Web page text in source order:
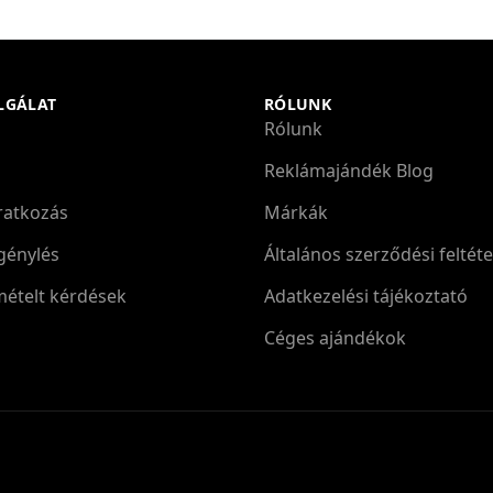
kérdések
RÓLUNK
Rólunk
Reklámajándék Blog
Márkák
Általános szerződési
Adatkezelési tájékoztató
Céges ajándékok